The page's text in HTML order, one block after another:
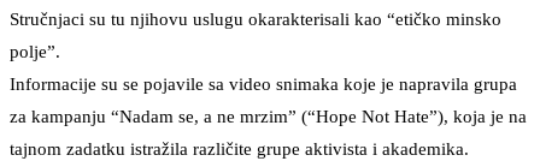
Stručnjaci su tu njihovu uslugu okarakterisali kao “etičko minsko
polje”.
Informacije su se pojavile sa video snimaka koje je napravila grupa
za kampanju “Nadam se, a ne mrzim” (“Hope Not Hate”), koja je na
tajnom zadatku istražila različite grupe aktivista i akademika.